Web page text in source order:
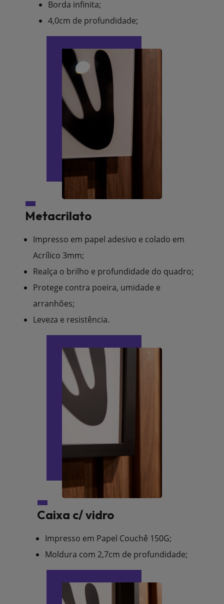
Borda infinita;
4,0cm de profundidade;
Metacrilato
Impresso em papel adesivo e colado em
Acrílico 3mm;
Realça o brilho e profundidade do quadro;
Protege contra poeira, umidade e
arranhões;
Leveza e resistência.
Caixa c/ vidro
Impresso em Papel Couchê 150G;
Moldura com 2,7cm de profundidade;